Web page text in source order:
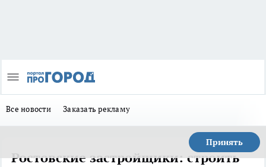
Все новости Заказать рекламу
Принять
Ростовские застройщики: строить